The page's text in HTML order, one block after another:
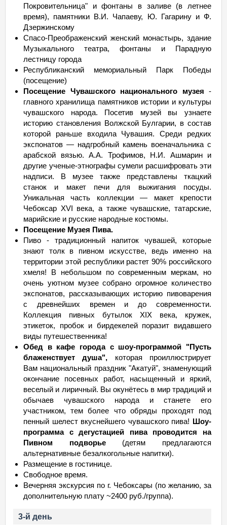
Покровительница" и фонтаны в заливе (в летнее
время), памятники В.И. Чапаеву, Ю. Гагарину и Ф.
Дзержинскому
Спасо-Преображенский женский монастырь, здание
Музыкального театра, фонтаны и Парадную
лестницу города
Республиканский мемориальный Парк Победы
(посещение)
Посещение Чувашского национального музея -
главного хранилища памятников истории и культуры
чувашского народа. Посетив музей вы узнаете
историю становления Волжской Булгарии, в состав
которой раньше входила Чувашия. Среди редких
экспонатов — надгробный камень военачальника с
арабской вязью. А.А. Трофимов, Н.И. Ашмарин и
другие ученые-этнографы сумели расшифровать эти
надписи. В музее также представлены ткацкий
станок и макет печи для выжигания посуды.
Уникальная часть коллекции — макет крепости
Чебоксар XVI века, а также чувашские, татарские,
марийские и русские народные костюмы.
Посещение Музея Пива.
Пиво - традиционный напиток чувашей, которые
знают толк в пивном искусстве, ведь именно на
территории этой республики растет 90% российского
хмеля! В небольшом по современным меркам, но
очень уютном музее собрано огромное количество
экспонатов, рассказывающих историю пивоварения
с древнейших времен и до современности.
Коллекция пивных бутылок XIX века, кружек,
этикеток, пробок и бирдекелей поразит видавшего
виды путешественника!
Обед в кафе города с шоу-программой "Пусть
блаженствует душа", которая проиллюстрирует
Вам национальный праздник "Акатуй", знаменующий
окончание посевных работ, насыщенный и яркий,
веселый и лиричный. Вы окунётесь в мир традиций и
обычаев чувашского народа и станете его
участником, тем более что обряды проходят под
пенный шелест вкуснейшего чувашского пива! Шоу-
программа с дегустацией пива проводится на
Пивном подворье(детям предлагаются
альтернативные безалкогольные напитки).
Размещение в гостинице.
Свободное время.
Вечерняя экскурсия по г. Чебоксары (по желанию, за
дополнительную плату ~2400 руб./группа).
3-й день